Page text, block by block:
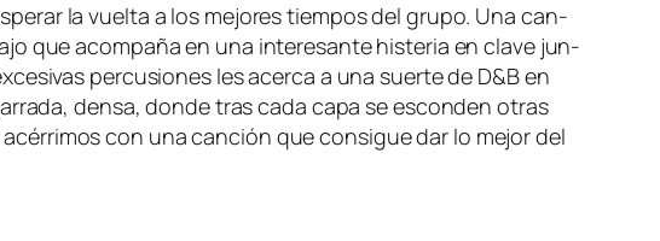
la vuel­ta a los me­jo­res tiem­pos del gru­po. Una can­
que acom­pa­ña en una in­tere­san­te his­te­ria en cla­ve jun­
per­cu­sio­nes les acer­ca a una suer­te de D&B en
den­sa, don­de tras ca­da ca­pa se es­con­den otras
con una can­ción que con­si­gue dar lo me­jor del